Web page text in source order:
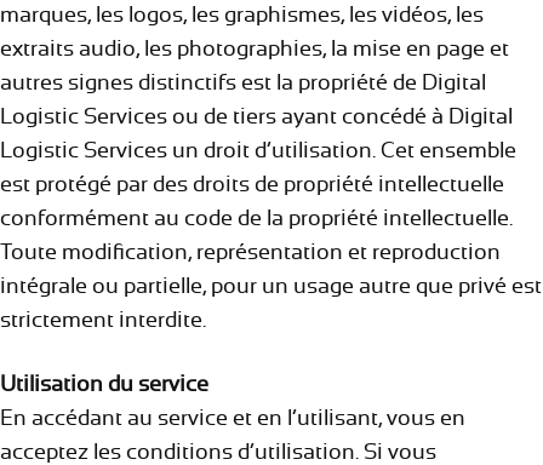
marques, les logos, les graphismes, les vidéos, les
extraits audio, les photographies, la mise en page et
autres signes distinctifs est la propriété de Digital
Logistic Services ou de tiers ayant concédé à Digital
Logistic Services un droit d’utilisation. Cet ensemble
est protégé par des droits de propriété intellectuelle
conformément au code de la propriété intellectuelle.
Toute modification, représentation et reproduction
intégrale ou partielle, pour un usage autre que privé est
strictement interdite.
Utilisation du service
En accédant au service et en l’utilisant, vous en
acceptez les conditions d’utilisation. Si vous